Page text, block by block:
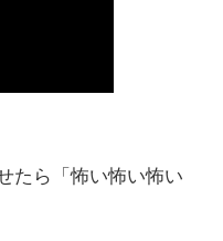
たら「怖い怖い怖い